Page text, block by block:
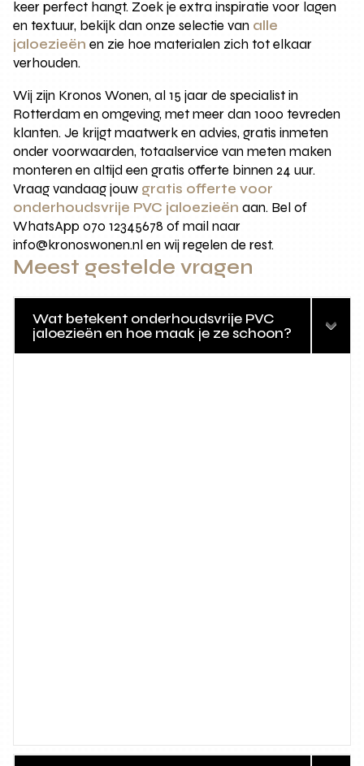
keer perfect hangt. Zoek je extra inspiratie voor lagen
en textuur, bekijk dan onze selectie van alle
jaloezieën en zie hoe materialen zich tot elkaar
verhouden.
Wij zijn Kronos Wonen, al 15 jaar de specialist in
Rotterdam en omgeving, met meer dan 1000 tevreden
klanten. Je krijgt maatwerk en advies, gratis inmeten
onder voorwaarden, totaalservice van meten maken
monteren en altijd een gratis offerte binnen 24 uur.
Vraag vandaag jouw gratis offerte voor
onderhoudsvrije PVC jaloezieën aan. Bel of
WhatsApp 070 12345678 of mail naar
info@kronoswonen.nl en wij regelen de rest.
Meest gestelde vragen
Wat betekent onderhoudsvrije PVC
jaloezieën en hoe maak je ze schoon?